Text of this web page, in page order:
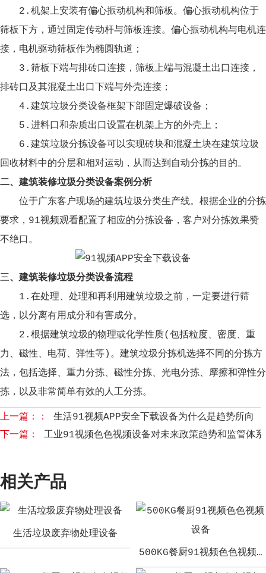
2.机架上安装有偏心振动机构和筛板。偏心振动机构位于
筛板下方，通过固定传动杆与筛板连接。偏心振动机构与电机连
接，电机驱动筛板作为椭圆轨道；
3.筛板下端与排砖口连接，筛板上端与混凝土出口连接，
排砖口及其混凝土出口下端与外壳连接；
4.建筑垃圾分类设备框架下部固定爆破设备；
5.进料口和杂质出口设置在机架上方的外壳上；
6.建筑垃圾分拣设备可以实现砖块和混凝土块在建筑垃圾
回收材料中的分层和相对运动，从而达到自动分拣的目的。
二、建筑装修垃圾分类设备案例分析
位于广东客户现场的建筑垃圾分类生产线。根据企业的分拣
要求，91视频观看配置了相应的分拣设备，客户对分拣效果赞
不绝口。
三、建筑装修垃圾分类设备流程
1.在处理、处理和再利用建筑垃圾之前，一定要进行筛
选，以分离有用成分和有害成分。
2.根据建筑垃圾的物理或化学性质(包括粒度、密度、重
力、磁性、电荷、弹性等)。建筑垃圾分拣机选择不同的分拣方
法，包括选择、重力分拣、磁性分拣、光电分拣、摩擦和弹性分
拣，以及非常简单有效的人工分拣。
上一篇：： 生活91视频APP安全下载设备为什么是趋势所向
下一篇： 工业91视频色色视频设备对未来政策趋势和监管体
相关产品
生活垃圾废弃物处理设备
500KG餐厨91视频色色视频